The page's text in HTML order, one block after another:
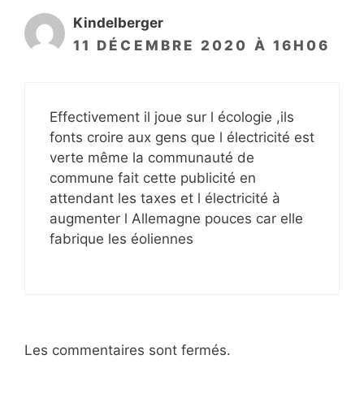
Kindelberger
11 DÉCEMBRE 2020 À 16H06
Effectivement il joue sur l écologie ,ils
fonts croire aux gens que l électricité est
verte même la communauté de
commune fait cette publicité en
attendant les taxes et l électricité à
augmenter l Allemagne pouces car elle
fabrique les éoliennes
Les commentaires sont fermés.